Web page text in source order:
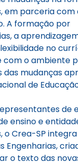
em parceria com
A formação por
a
no
com o ambiente
das mudanças
de
de
ensino e
o Crea-SP
Engenharias,
o texto das